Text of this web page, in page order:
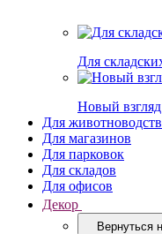
Для
Новый
Для
Для магазинов
Для парковок
Для складов
Для офисов
Декор
Вернуться